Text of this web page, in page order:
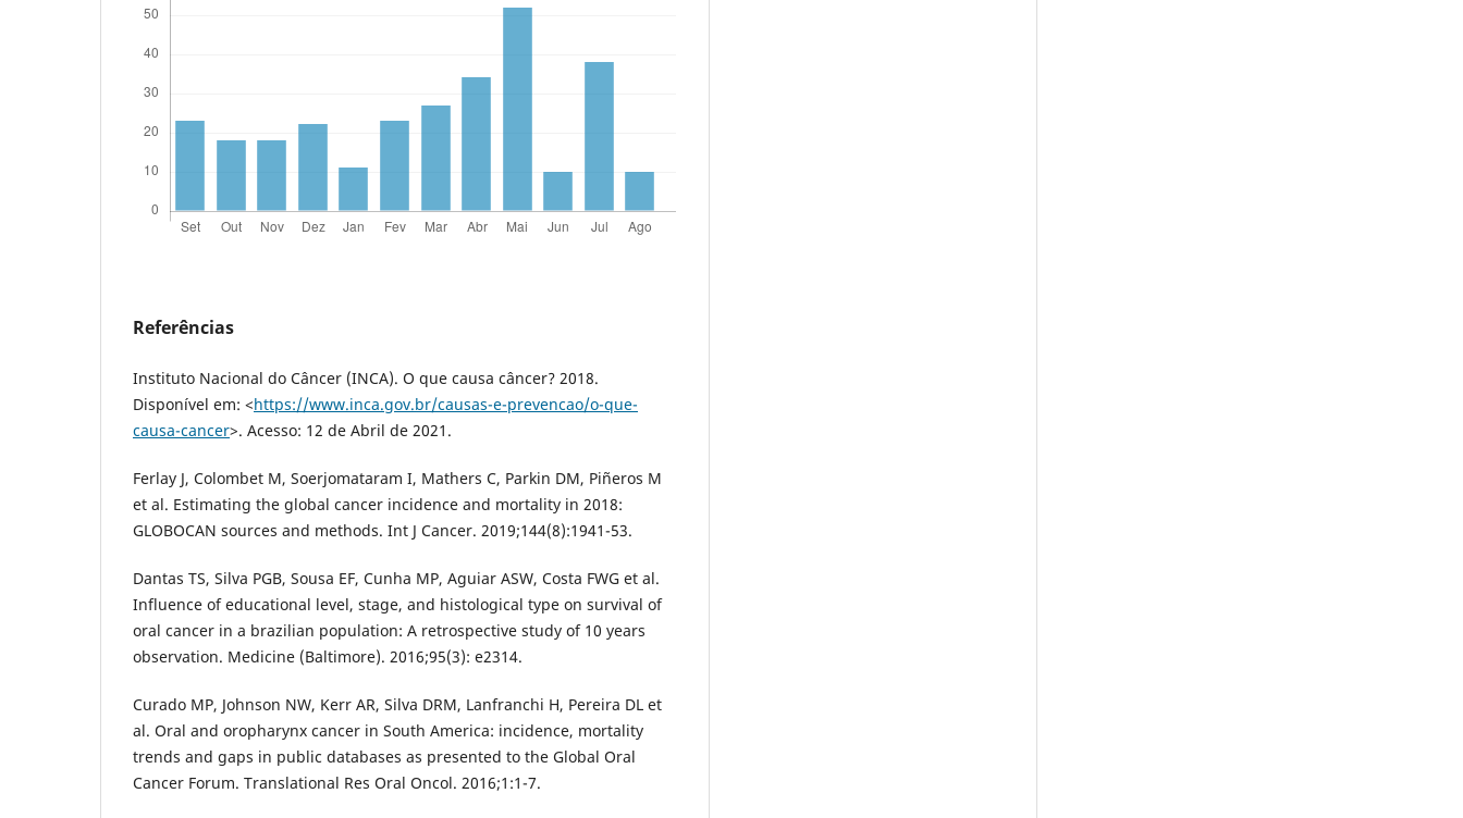
Referências
Instituto Nacional do Câncer (INCA). O que causa câncer? 2018.
Disponível em: <https://www.inca.gov.br/causas-e-prevencao/o-que-
causa-cancer>. Acesso: 12 de Abril de 2021.
Ferlay J, Colombet M, Soerjomataram I, Mathers C, Parkin DM, Piñeros M
et al. Estimating the global cancer incidence and mortality in 2018:
GLOBOCAN sources and methods. Int J Cancer. 2019;144(8):1941-53.
Dantas TS, Silva PGB, Sousa EF, Cunha MP, Aguiar ASW, Costa FWG et al.
Influence of educational level, stage, and histological type on survival of
oral cancer in a brazilian population: A retrospective study of 10 years
observation. Medicine (Baltimore). 2016;95(3): e2314.
Curado MP, Johnson NW, Kerr AR, Silva DRM, Lanfranchi H, Pereira DL et
al. Oral and oropharynx cancer in South America: incidence, mortality
trends and gaps in public databases as presented to the Global Oral
Cancer Forum. Translational Res Oral Oncol. 2016;1:1-7.